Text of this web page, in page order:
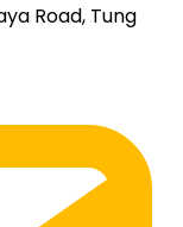
Road, Tung